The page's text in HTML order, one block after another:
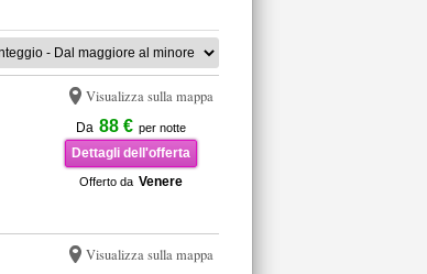
Visualizza sulla mappa
Da 88 € per notte
Dettagli dell'offerta
Offerto da Venere
Visualizza sulla mappa